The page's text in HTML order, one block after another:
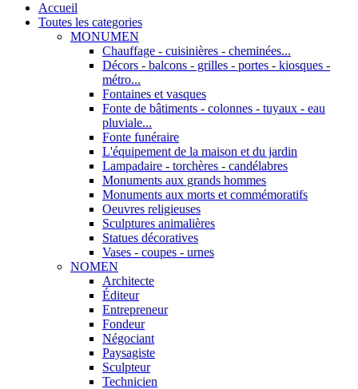
Accueil
Toutes les categories
MONUMEN
Chauffage - cuisinières - cheminées...
Décors - balcons - grilles - portes - kiosques -
métro...
Fontaines et vasques
Fonte de bâtiments - colonnes - tuyaux - eau
pluviale...
Fonte funéraire
L'équipement de la maison et du jardin
Lampadaire - torchères - candélabres
Monuments aux grands hommes
Monuments aux morts et commémoratifs
Oeuvres religieuses
Sculptures animalières
Statues décoratives
Vases - coupes - urnes
NOMEN
Architecte
Éditeur
Entrepreneur
Fondeur
Négociant
Paysagiste
Sculpteur
Technicien